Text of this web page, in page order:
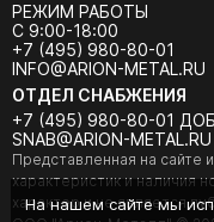
РЕЖИМ РАБОТЫ
С 9:00-18:00
+7 (495) 980-80-01
INFO@ARION-METAL.RU
ОТДЕЛ СНАБЖЕНИЯ
+7 (495) 980-80-01
SNAB@ARION-METAL.RU
Представленная на сайте
характеристик и наличия
характер и не является
На нашем сайте мы